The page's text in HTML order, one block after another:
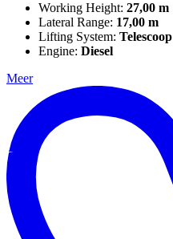
Working Height: 27,00 m
Lateral Range: 17,00 m
Lifting System: Telescoop
Engine: Diesel
Meer